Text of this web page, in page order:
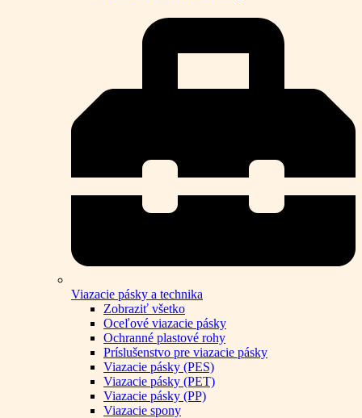
Viazacie pásky a technika
Zobraziť všetko
Oceľové viazacie pásky
Ochranné plastové rohy
Príslušenstvo pre viazacie pásky
Viazacie pásky (PES)
Viazacie pásky (PET)
Viazacie pásky (PP)
Viazacie spony